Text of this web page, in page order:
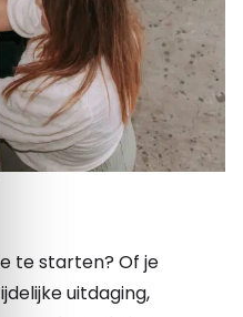
te starten? Of je
uitdaging,